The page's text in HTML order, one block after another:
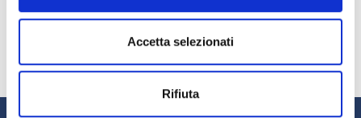
Accetta selezionati
Rifiuta
Per rivedere l’eventoclicca qui